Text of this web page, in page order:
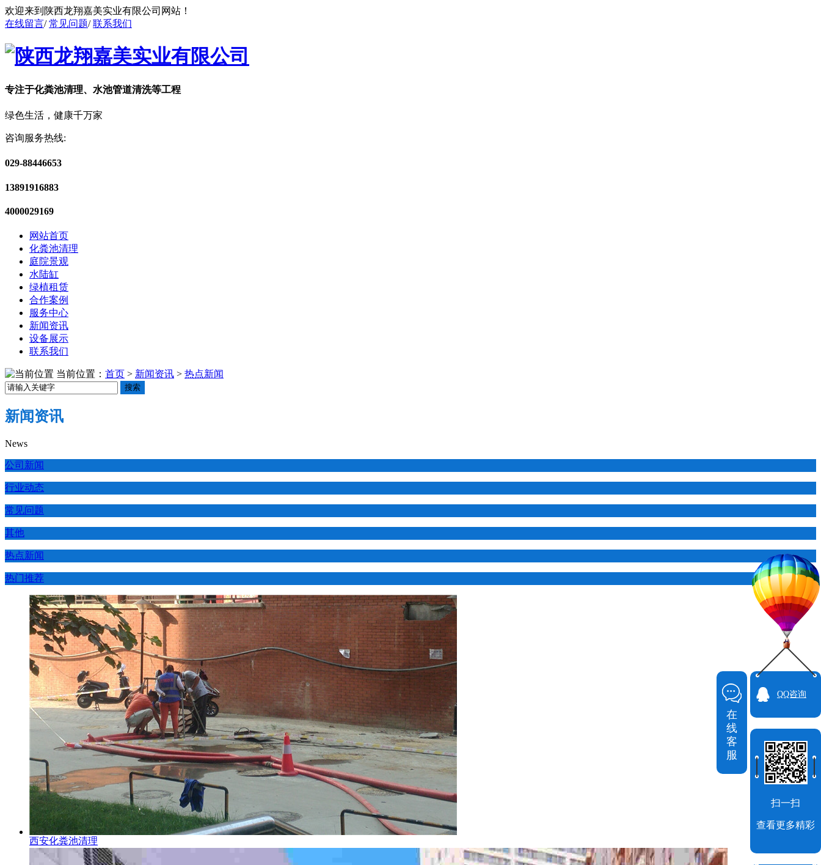
欢迎来到陕西龙翔嘉美实业有限公司网站！
在线留言/常见问题/联系我们
专注于化粪池清理、水池管道清洗等工程
绿色生活，健康千万家
咨询服务热线:
029-88446653
13891916883
4000029169
网站首页
化粪池清理
庭院景观
水陆缸
绿植租赁
合作案例
服务中心
新闻资讯
设备展示
联系我们
当前位置： 首页 > 新闻资讯 > 热点新闻
搜索
新闻资讯
News
公司新闻
行业动态
常见问题
其他
热点新闻
热门推荐
西安化粪池清理
QQ咨询
扫一扫
查看更多精彩
在
线
客
服